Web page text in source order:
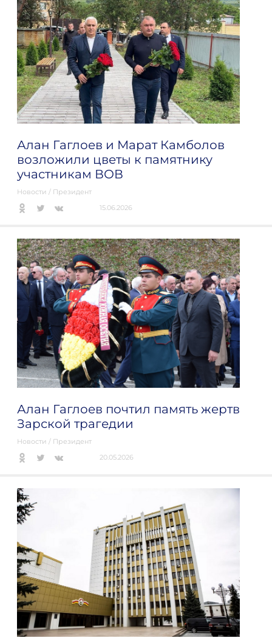
Алан Гаглоев и Марат Камболов
возложили цветы к памятнику
участникам ВОВ
Новости / Президент
15.06.2026
Алан Гаглоев почтил память жертв
Зарской трагедии
Новости / Президент
20.05.2026